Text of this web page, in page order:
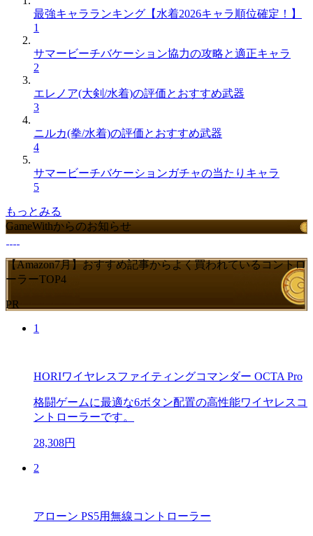
最強キャラランキング【水着2026キャラ順位確定！】
1
サマービーチバケーション協力の攻略と適正キャラ
2
エレノア(大剣/水着)の評価とおすすめ武器
3
ニルカ(拳/水着)の評価とおすすめ武器
4
サマービーチバケーションガチャの当たりキャラ
5
もっとみる
GameWithからのお知らせ
【Amazon7月】おすすめ記事からよく買われているコントロ
ーラーTOP4
PR
1
HORIワイヤレスファイティングコマンダー OCTA Pro
格闘ゲームに最適な6ボタン配置の高性能ワイヤレスコ
ントローラーです。
28,308円
2
アローン PS5用無線コントローラー